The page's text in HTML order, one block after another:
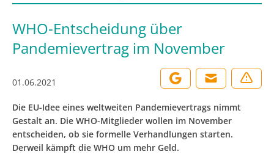
WHO-Entscheidung über
Pandemievertrag im November
01.06.2021
Die EU-Idee eines weltweiten Pandemievertrags nimmt
Gestalt an. Die WHO-Mitglieder wollen im November
entscheiden, ob sie formelle Verhandlungen starten.
Derweil kämpft die WHO um mehr Geld.